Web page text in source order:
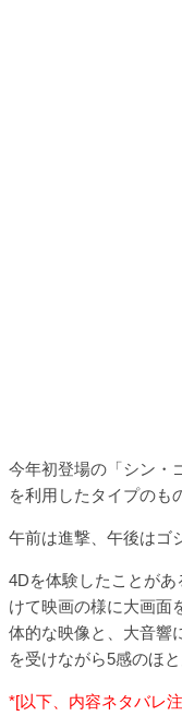
今年初登場の「シン・
を利用したタイプのも
午前は進撃、午後はゴ
4Dを体験したことが
けて映画の様に大画面
体的な映像と、大音響
を受けながら5感のほ
*[以下、内容ネタバレ